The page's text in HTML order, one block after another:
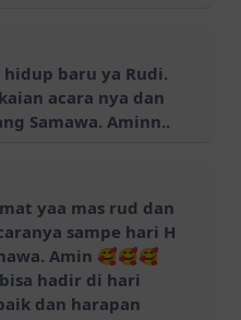
baru ya Rudi.
acara nya dan
Samawa. Aminn..
yaa mas rud dan
sampe hari H
Amin 🥰🥰🥰
hadir di hari
dan harapan